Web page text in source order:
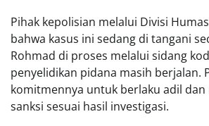
Pihak kepolisian melalui Divisi
bahwa kasus ini sedang di tangani
Rohmad di proses melalui sidang
penyelidikan pidana masih berjalan.
komitmennya untuk berlaku adil
sanksi sesuai hasil investigasi.